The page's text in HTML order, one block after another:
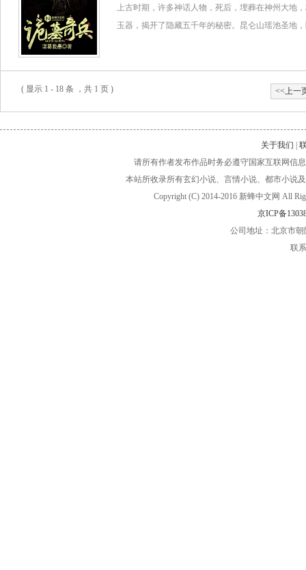
上古时期，许多神话人物，死后，埋葬在神州大地
玉器，揭开了隐藏五千年的秘密。昆仑山瑶池圣地
( 显示 1 - 18 条 ，共 1 页 ) <<上一
关于我们
请所有作者发布作品时务必遵守国家互联网信
本站所收录所有玄幻小说、言情小说、都市小说
Copyright (C) 2014-2016 新蜂中文网 All
京ICP备
公司地址：北京市朝
联